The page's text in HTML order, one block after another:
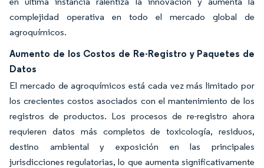
complejidad operativa en todo el mercado global de
agroquímicos.
Aumento de los Costos de Re-Registro y Paquetes de
Datos
El mercado de agroquímicos está cada vez más limitado por
los crecientes costos asociados con el mantenimiento de los
registros de productos. Los procesos de re-registro ahora
requieren datos más completos de toxicología, residuos,
destino ambiental y exposición en las principales
jurisdicciones regulatorias, lo que aumenta significativamente